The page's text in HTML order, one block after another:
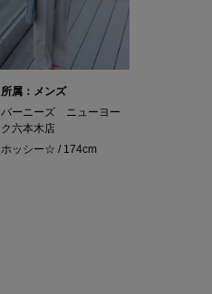
所属：メンズ
バーニーズ ニューヨー
ク六本木店
ホッシー☆ / 174cm